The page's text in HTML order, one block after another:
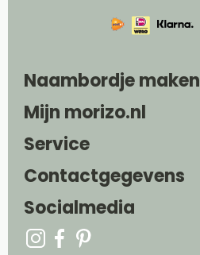
Naambordje maken
Mijn morizo.nl
Service
Contactgegevens
Socialmedia